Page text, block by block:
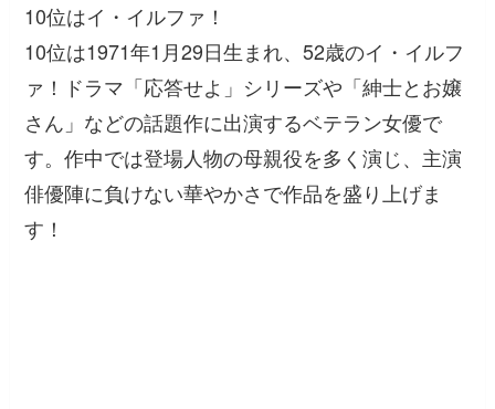
10位はイ・イルファ！
10位は1971年1月29日生まれ、52歳のイ・イルフ
ァ！ドラマ「応答せよ」シリーズや「紳士とお嬢
さん」などの話題作に出演するベテラン女優で
す。作中では登場人物の母親役を多く演じ、主演
俳優陣に負けない華やかさで作品を盛り上げま
す！